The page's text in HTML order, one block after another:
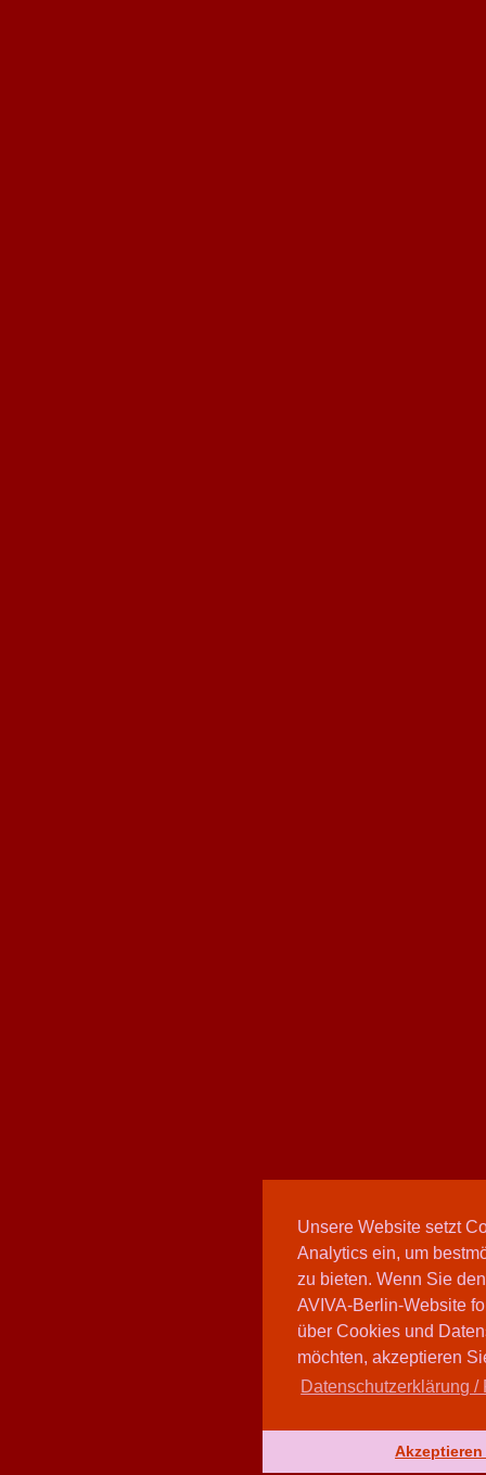
Unsere Website setzt
Analytics ein, um
zu bieten. Wenn Sie
AVIVA-Berlin-Website
über Cookies und
möchten, akzeptieren
Datenschutzerklärung /